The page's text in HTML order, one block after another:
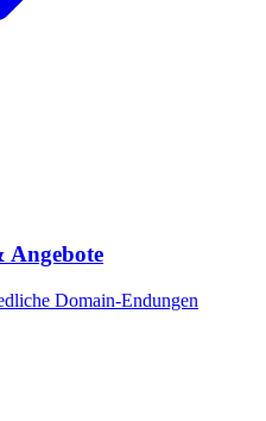
Angebote
Domain-Endungen